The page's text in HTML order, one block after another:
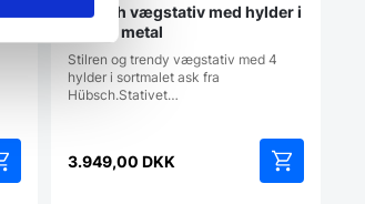
Hübsch vægstativ med hylder i
ask og metal
Stilren og trendy vægstativ med 4
hylder i sortmalet ask fra
Hübsch.Stativet…
3.949,00 DKK